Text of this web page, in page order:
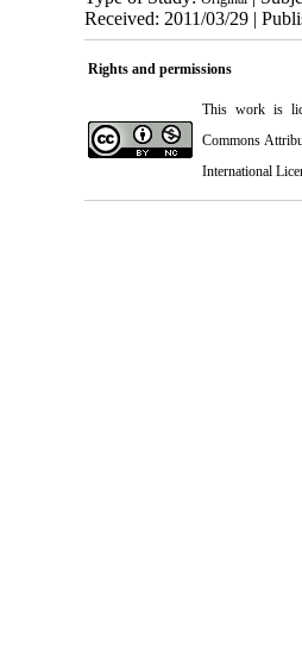
Received: 2011/03/29 |
Rights and permissions
This work is
Commons
International